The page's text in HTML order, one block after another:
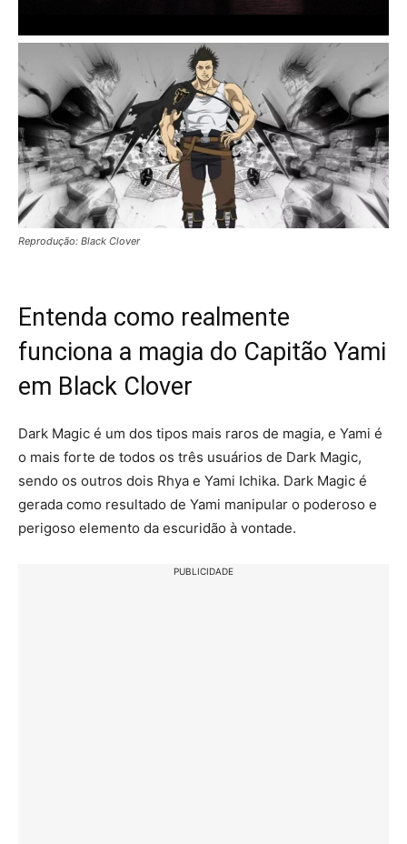
Reprodução: Black Clover
Entenda como realmente
funciona a magia do Capitão Yami
em Black Clover
Dark Magic é um dos tipos mais raros de magia, e Yami é
o mais forte de todos os três usuários de Dark Magic,
sendo os outros dois Rhya e Yami Ichika. Dark Magic é
gerada como resultado de Yami manipular o poderoso e
perigoso elemento da escuridão à vontade.
PUBLICIDADE